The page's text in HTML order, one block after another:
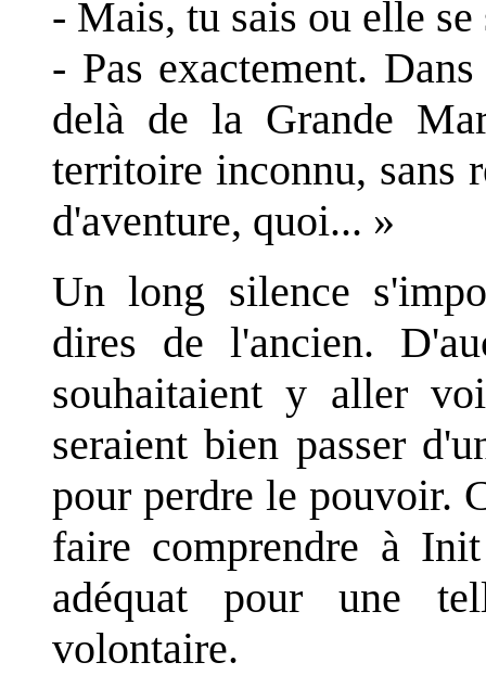
- Mais, tu sais ou elle se
- Pas exactement.
delà de la Grande
territoire inconnu, sans
d'aventure, quoi... »
Un long silence
dires de l'ancien.
souhaitaient y aller
seraient bien passer
pour perdre le pouvoir.
faire comprendre à
adéquat pour une
volontaire.